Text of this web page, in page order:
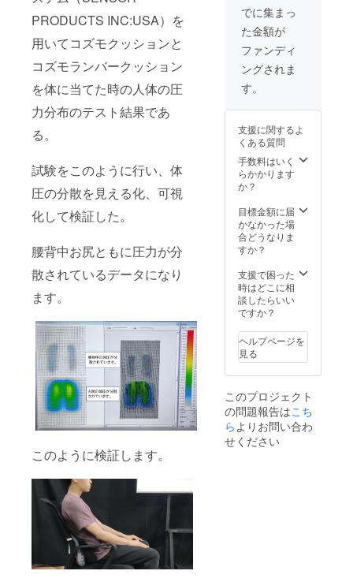
PRODUCTS INC:USA）を
用いてコズモクッションと
コズモランバークッション
を体に当てた時の人体の圧
力分布のテスト結果であ
る。
試験をこのように行い、体
圧の分散を見える化、可視
化して検証した。
腰背中お尻ともに圧力が分
散されているデータになり
ます。
このように検証します。
ます。
性もご
ざいま
す。ご
了承く
ださ
い。 ※
使用部
材の供
給状
況、製
造工程
上の都
荷時期
が遅れ
る場合
入によ
り量産
効率が
向上し
た場
合、正
販売予
定価格
より下
がる可
能性も
ござい
ン・仕
様は変
更にな
ざいま
す。ご
了承く
ださ
ご注文
状況、
使用部
材の供
況、製
造工程
上の都
合等に
より出
冷感生
地カ
バー１
枚付
き）ｘ
１個
価格
6】【税
込み/送
料込
み】 ※
皆様の
入によ
り量産
効率が
向上し
合、正
規販売
価格が
販売予
より下
がる可
能性も
ござい
※デザイ
ン・仕
様は変
更にな
る可能
でに集まっ
た金額が
ファンディ
ングされま
す。
支援に関するよ
くある質問
手数料はいく
らかかります
か？
目標金額に届
かなかった場
合どうなりま
すか？
支援で困った
時はどこに相
談したらいい
ですか？
ヘルプページを
見る
このプロジェクト
の問題報告はこち
ら よりお問い合わ
せください